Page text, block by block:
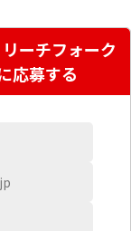
ーチフォーク
応募する